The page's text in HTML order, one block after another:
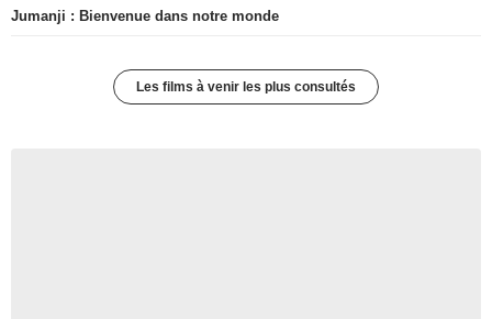
Jumanji : Bienvenue dans notre monde
Les films à venir les plus consultés